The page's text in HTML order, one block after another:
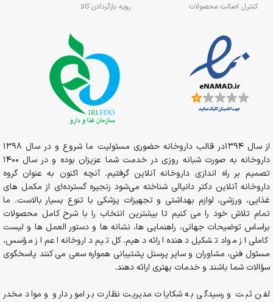
کنترل اصالت محصولات
رویه بازگردادن کالا
از سال 1394در قالب داروخانه حضوری مسئولیت ما شروع و در سال 1398
داروخانه به صورت شبانه روزی در خدمت شما عزیزان بوده و در سال 1400
تصمیم بر راه اندازی داروخانه آنلاین گرفتیم. آنچه اکنون به عنوان گروه
داروخانه آنلاین دکتر دانیالی شناخته می‌شود زنجیره گسترده‌ای از مکمل های
غذایی، ورزشی، لوازم بهداشتی و تجهیزات پزشکی با تنوع بسیار بالاست. ما
تمام تلاش خود را می کنیم تا بیشترین انتخاب را با شرح کامل محصولات
براساس توضیحات جهانی، راهنمایی ها، نشانه ها و دستور العمل ها و لیست
کاملی از مواد تشکیل دهنده ارائه دهیم. کل تیم داروخانه اعم از مؤسس،
مسئول فنی، مشاوران و سایر پرسنل پشتیبانی همواره سعی می کنند پاسخگوی
سؤالات شما باشند و خدمات بهتری ارائه دهند.
لفن ثبت و رسیدگی به شکایات مدیریت نظارت بر امور دارو و مواد مخدر